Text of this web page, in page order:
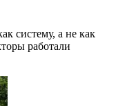
систему, а не как
работали